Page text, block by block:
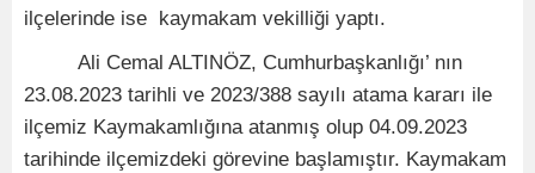
ilçelerinde ise kaymakam vekilliği yaptı.
Ali Cemal ALTINÖZ, Cumhurbaşkanlığı’ nın
23.08.2023 tarihli ve 2023/388 sayılı atama kararı ile
ilçemiz Kaymakamlığına atanmış olup 04.09.2023
tarihinde ilçemizdeki görevine başlamıştır. Kaymakam